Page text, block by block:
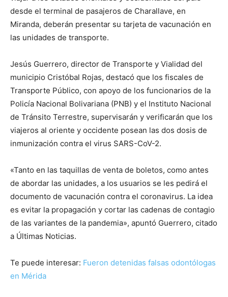
desde el terminal de pasajeros de Charallave, en
Miranda, deberán presentar su tarjeta de vacunación en
las unidades de transporte.
Jesús Guerrero, director de Transporte y Vialidad del
municipio Cristóbal Rojas, destacó que los fiscales de
Transporte Público, con apoyo de los funcionarios de la
Policía Nacional Bolivariana (PNB) y el Instituto Nacional
de Tránsito Terrestre, supervisarán y verificarán que los
viajeros al oriente y occidente posean las dos dosis de
inmunización contra el virus SARS-CoV-2.
«Tanto en las taquillas de venta de boletos, como antes
de abordar las unidades, a los usuarios se les pedirá el
documento de vacunación contra el coronavirus. La idea
es evitar la propagación y cortar las cadenas de contagio
de las variantes de la pandemia», apuntó Guerrero, citado
a Últimas Noticias.
Te puede interesar: Fueron detenidas falsas odontólogas
en Mérida